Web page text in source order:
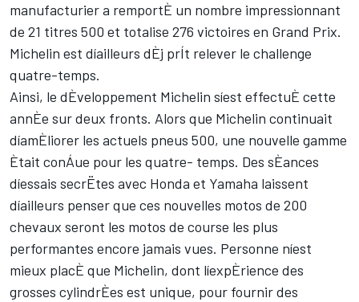
manufacturier a remportÈ un nombre impressionnant
de 21 titres 500 et totalise 276 victoires en Grand Prix.
Michelin est díailleurs dÈj prÍt relever le challenge
quatre-temps.
Ainsi, le dÈveloppement Michelin síest effectuÈ cette
annÈe sur deux fronts. Alors que Michelin continuait
díamÈliorer les actuels pneus 500, une nouvelle gamme
Ètait conÁue pour les quatre- temps. Des sÈances
díessais secrËtes avec Honda et Yamaha laissent
díailleurs penser que ces nouvelles motos de 200
chevaux seront les motos de course les plus
performantes encore jamais vues. Personne níest
mieux placÈ que Michelin, dont líexpÈrience des
grosses cylindrÈes est unique, pour fournir des